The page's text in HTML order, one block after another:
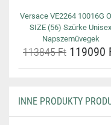
Versace VE2264 10016G
SIZE (56) Szürke Unisex
Napszemüvegek
113845 Ft 119090
INNE PRODUKTY